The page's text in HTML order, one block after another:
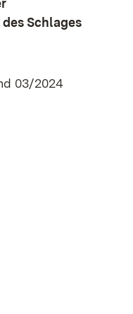
Schlages
03/2024